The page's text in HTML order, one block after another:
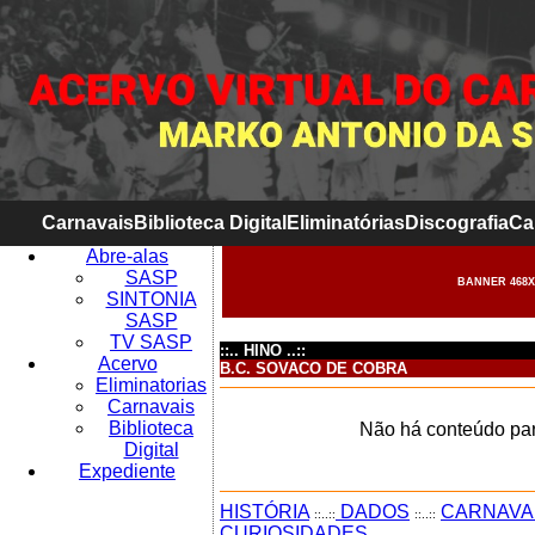
CarnavaisBiblioteca Digital EliminatóriasDiscografia
Abre-alas
SASP
SINTONIA
SASP
TV SASP
Acervo
Eliminatorias
Carnavais
Biblioteca
Digital
Expediente
BANNER
::.. HINO ..::
B.C. SOVACO DE COBRA
Não há conteúdo
HISTÓRIA ::..:: DADOS ::..::